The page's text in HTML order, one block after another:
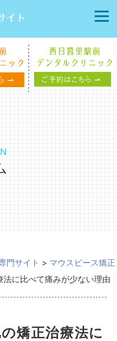
門サイト > マウスピース矯正
に比べて痛みが少ない理由
矯正治療法に